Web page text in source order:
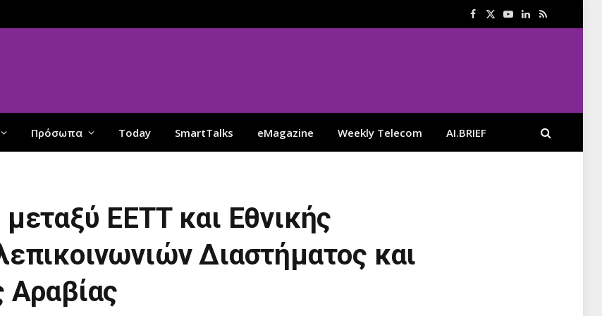
Facebook
X
YouTube
LinkedIn
RSS
Πρόσωπα Today SmartTalks eMagazine Weekly Telecom AI.BRIEF
ΕΕΤΤ και Εθνικής
Διαστήματος και
Αραβίας